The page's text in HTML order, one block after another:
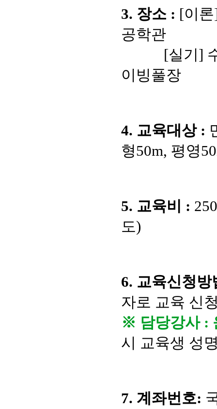
3. 장소 : [이
공학관
[실기] 수원
이빙풀장
4. 교육대상 :
형50m, 평영
5. 교육비 :
도)
6. 교육신청방
자로 교육 신
※ 담당강사 :
시 교육생 성
7. 계좌번호: